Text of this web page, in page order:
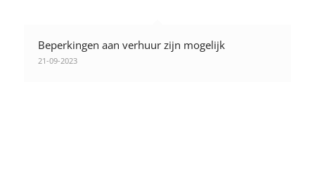
Beperkingen aan verhuur zijn mogelijk
21-09-2023